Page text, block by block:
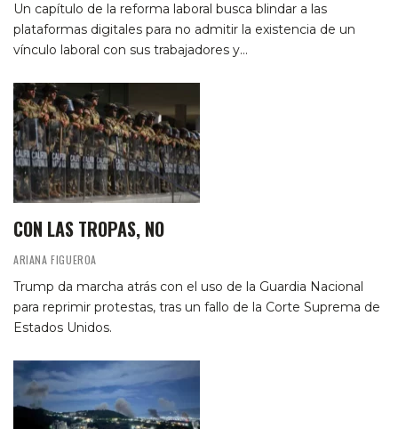
Un capítulo de la reforma laboral busca blindar a las
plataformas digitales para no admitir la existencia de un
vínculo laboral con sus trabajadores y…
CON LAS TROPAS, NO
ARIANA FIGUEROA
Trump da marcha atrás con el uso de la Guardia Nacional
para reprimir protestas, tras un fallo de la Corte Suprema de
Estados Unidos.